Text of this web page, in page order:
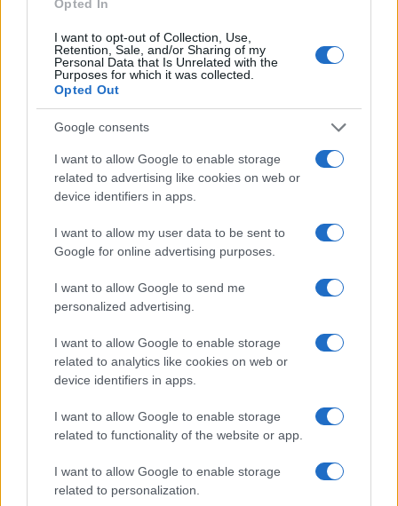
Opted In
I want to opt-out of Collection, Use,
Retention, Sale, and/or Sharing of my
Personal Data that Is Unrelated with the
Purposes for which it was collected.
Opted Out
Google consents
I want to allow Google to enable storage
related to advertising like cookies on web or
device identifiers in apps.
I want to allow my user data to be sent to
Google for online advertising purposes.
I want to allow Google to send me
personalized advertising.
I want to allow Google to enable storage
related to analytics like cookies on web or
device identifiers in apps.
I want to allow Google to enable storage
related to functionality of the website or app.
I want to allow Google to enable storage
related to personalization.
apparentemente irreversibile in una concreta opportunità
di recupero.
Nella sua esperienza in Google, Giulia Romano osserva
che la tempestività ottimizza anche la strategia
procedurale collettiva. Il coordinamento tra vittime
consente economie di scala nelle spese legali e una
massimizzare l’efficacia delle istanze risarcitorie.
L’intervento rapido favorisce inoltre la tracciabilità e
l’azione concertata degli operatori di mercato.
delle procedure di risposta degli exchange e l’aumento
delle operazioni congiunte tra avvocati e analisti. Un
conservare prove utili e per incrementare le possibilità di